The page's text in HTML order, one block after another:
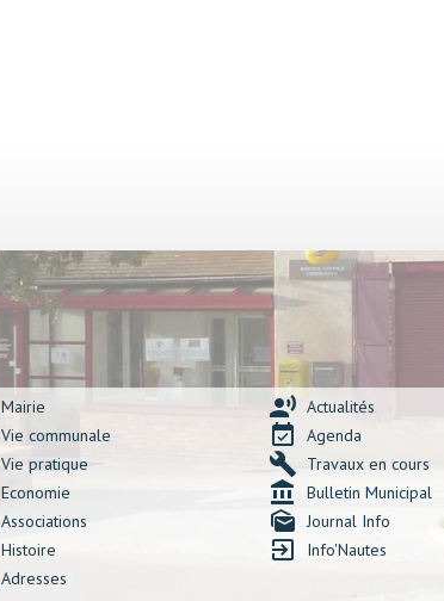
Mairie
Vie communale
Vie pratique
Economie
Associations
Histoire
Adresses
record_voice_over Actualités
event_available Agenda
build Travaux en cours
account_balance Bulletin Municipal
mark_as_unread Journal Info
exit_to_app Info'Nautes